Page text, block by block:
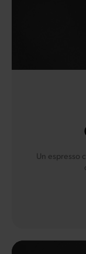
Un espresso